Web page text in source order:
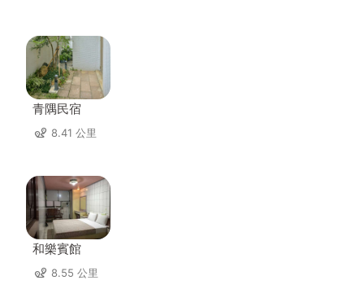
青隅民宿
8.41 公里
和樂賓館
8.55 公里